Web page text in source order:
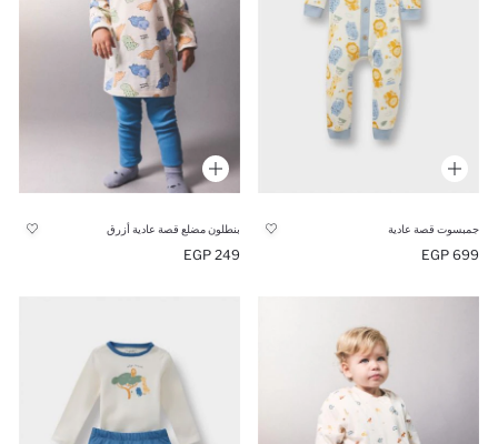
جمبسوت قصة عادية
699 EGP
بنطلون مضلع قصة عادية أزرق
249 EGP